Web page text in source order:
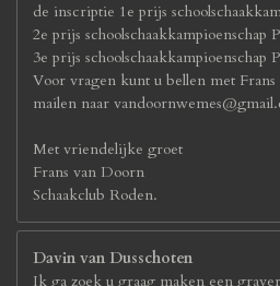
de inscriptie 1e prijs
2e prijs schoolschaakkampioenschap
3e prijs schoolschaakkampioenschap
Voor vragen kunt u bellen met
mailen naar
Met vriendelijke groet
Frans van Doorn
Schaakclub Roden.
Davin van Dusschoten
Ik ga zoek u graag maken een